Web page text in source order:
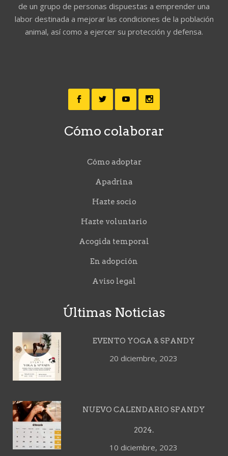
de un grupo de personas dispuestas a emprender una
labor destinada a mejorar las condiciones de la población
animal, así como a ejercer su protección y defensa.
Cómo colaborar
Cómo adoptar
Apadrina
Hazte socio
Hazte voluntario
Acogida temporal
En adopción
Aviso legal
Últimas Noticias
EVENTO YOGA & SPANDY
20 diciembre, 2023
NUEVO CALENDARIO SPANDY
2024.
10 diciembre, 2023